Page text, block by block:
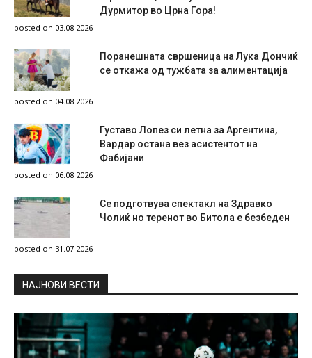
Дурмитор во Црна Гора!
posted on 03.08.2026
Поранешната свршеница на Лука Дончиќ
се откажа од тужбата за алиментација
posted on 04.08.2026
Густаво Лопез си летна за Аргентина,
Вардар остана вез асистентот на
Фабијани
posted on 06.08.2026
Се подготвува спектакл на Здравко
Чолиќ но теренот во Битола е безбеден
posted on 31.07.2026
НAЈНОВИ ВЕСТИ